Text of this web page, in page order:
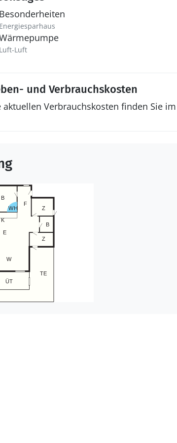
Besonderheiten
Energiesparhaus
Luft-Luft
und Verbrauchskosten
aktuellen Verbrauchskosten finden Sie